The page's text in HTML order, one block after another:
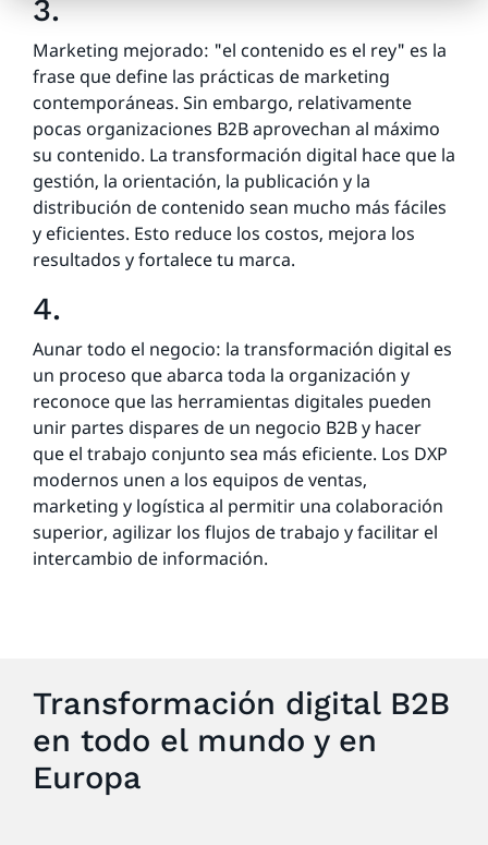
3.
Marketing mejorado: "el contenido es el rey" es la
frase que define las prácticas de marketing
contemporáneas. Sin embargo, relativamente
pocas organizaciones B2B aprovechan al máximo
su contenido. La transformación digital hace que la
gestión, la orientación, la publicación y la
distribución de contenido sean mucho más fáciles
y eficientes. Esto reduce los costos, mejora los
resultados y fortalece tu marca.
4.
Aunar todo el negocio: la transformación digital es
un proceso que abarca toda la organización y
reconoce que las herramientas digitales pueden
unir partes dispares de un negocio B2B y hacer
que el trabajo conjunto sea más eficiente. Los DXP
modernos unen a los equipos de ventas,
marketing y logística al permitir una colaboración
superior, agilizar los flujos de trabajo y facilitar el
intercambio de información.
Transformación digital B2B
en todo el mundo y en
Europa